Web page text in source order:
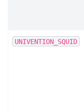
UNIVENTION_SQUID